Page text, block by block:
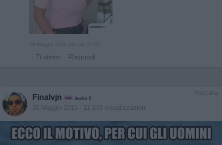
19 Maggio 2016 alle ore 17:31
· Ti stimo · Rispondi
Vaccata
Finalvjn livello 6
15 Maggio 2016 - 11.878 visualizzazioni